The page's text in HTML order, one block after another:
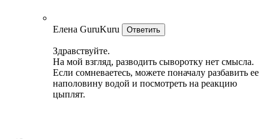
Елена GuruKuru Ответить
Здравствуйте.
На мой взгляд, разводить сыворотку нет смысла.
Если сомневаетесь, можете поначалу разбавить ее
наполовину водой и посмотреть на реакцию
цыплят.